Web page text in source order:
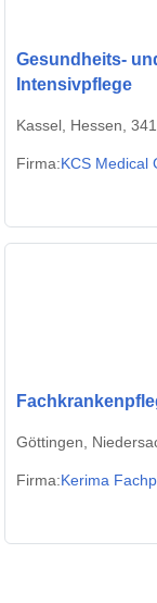
Gesundheits-
Intensivpflege
Kassel, Hessen,
Firma:KCS Medical
Göttingen,
Firma:Kerima